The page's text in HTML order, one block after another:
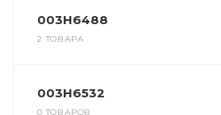
003H6488
2 ТОВАРА
003H6532
0 ТОВАРОВ